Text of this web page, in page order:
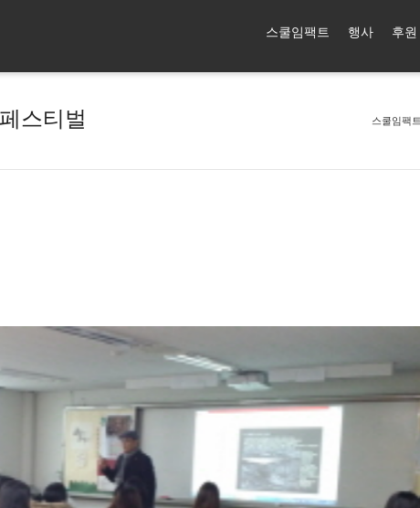
스쿨임팩트 행사 후원
스티벌 스쿨임팩트